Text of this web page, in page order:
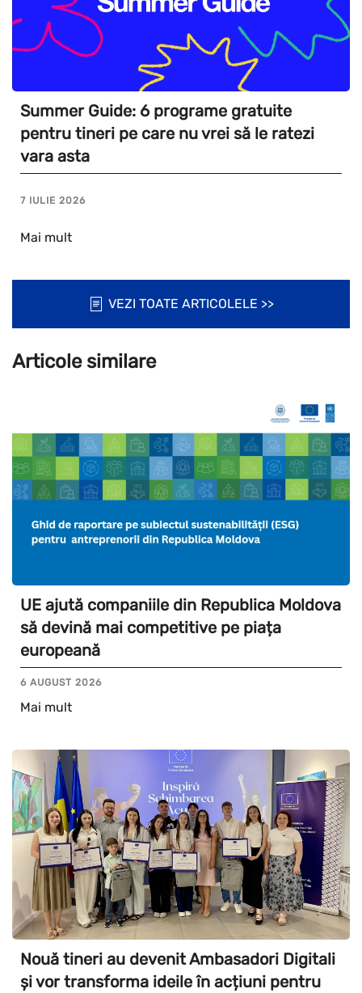
Summer Guide: 6 programe gratuite
pentru tineri pe care nu vrei să le ratezi
vara asta
7 IULIE 2026
Mai mult
VEZI TOATE ARTICOLELE >>
Articole similare
UE ajută companiile din Republica Moldova
să devină mai competitive pe piața
europeană
6 AUGUST 2026
Mai mult
Nouă tineri au devenit Ambasadori Digitali
și vor transforma ideile în acțiuni pentru